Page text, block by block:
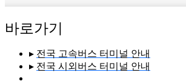
바로가기
▸ 전국 고속버스 터미널 안내
▸ 전국 시외버스 터미널 안내